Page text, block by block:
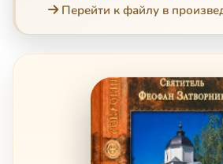
Перейти к файлу в